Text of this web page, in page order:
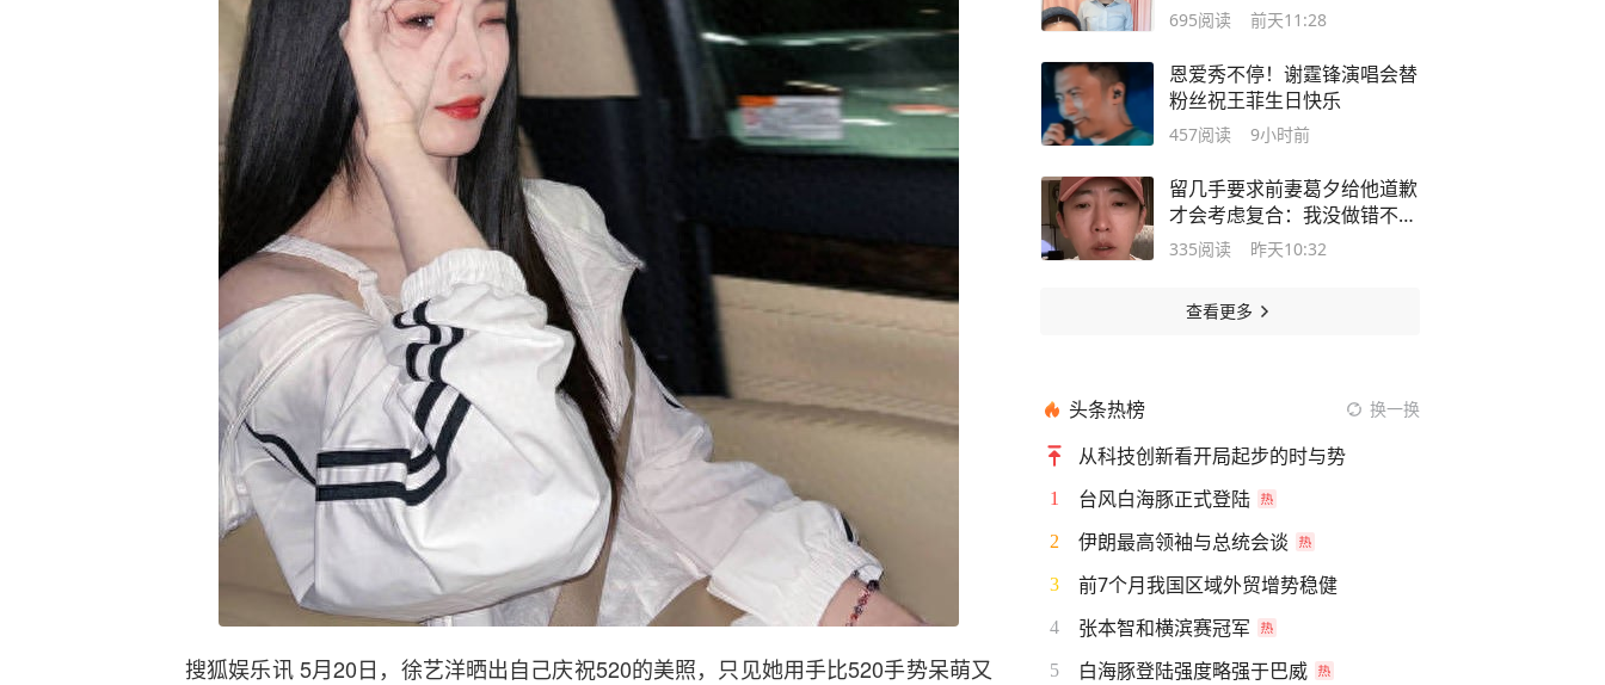
搜狐娱乐讯 5月20日，徐艺洋晒出自己庆祝520的美照，只见她用手比520手势呆萌又
695阅读 前天11:28
恩爱秀不停！谢霆锋演唱会替
粉丝祝王菲生日快乐
457阅读 9小时前
留几手要求前妻葛夕给他道歉
才会考虑复合：我没做错不会
低头
335阅读 昨天10:32
查看更多
头条热榜 换一换
从科技创新看开局起步的时与势
1 台风白海豚正式登陆
2 伊朗最高领袖与总统会谈
3 前7个月我国区域外贸增势稳健
4 张本智和横滨赛冠军
5 白海豚登陆强度略强于巴威